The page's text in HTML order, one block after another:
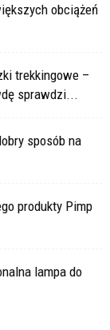
obciążeń
trekkingowe –
sprawdzi...
sposób na
produkty Pimp
lampa do